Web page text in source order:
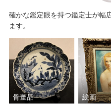
確かな鑑定眼を持つ鑑定士が幅
ます。
骨董品 絵画